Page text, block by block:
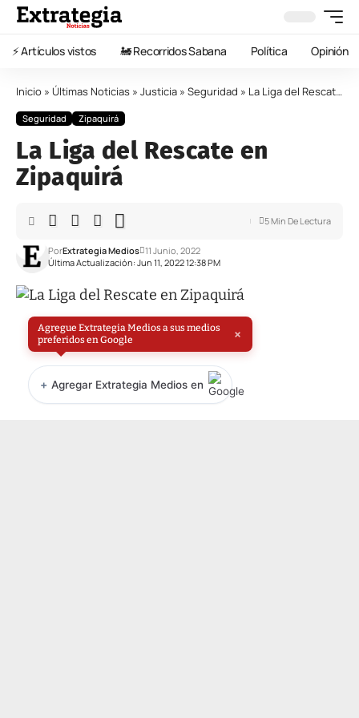
⚡️ Artículos vistos 🚂 Recorridos Sabana Política Opinión
Inicio » Últimas Noticias » Justicia » Seguridad » La Liga del Rescate en Zipaquirá
Seguridad Zipaquirá
La Liga del Rescate en
Zipaquirá
Última Actualización: Jun 11, 2022 12:38 PM
PorExtrategia Medios 11 Junio, 2022
5 Min De Lectura
Agregue Extrategia Medios a sus medios
preferidos en Google
×
+ Agregar Extrategia Medios en